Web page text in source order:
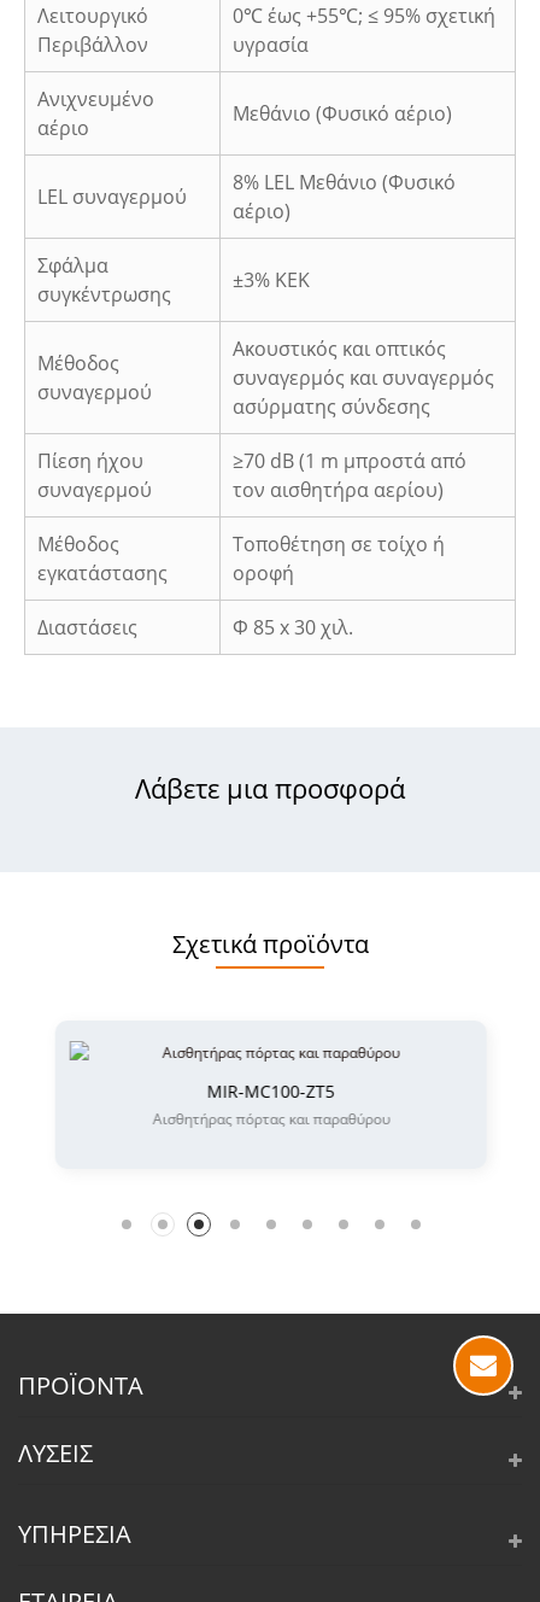
Λειτουργικό
Περιβάλλον
0℃ έως +55℃; ≤ 95% σχετική
υγρασία
Ανιχνευμένο
αέριο
Μεθάνιο (Φυσικό αέριο)
LEL συναγερμού
8% LEL Μεθάνιο (Φυσικό
αέριο)
Σφάλμα
συγκέντρωσης
±3% ΚΕΚ
Μέθοδος
συναγερμού
Ακουστικός και οπτικός
συναγερμός και συναγερμός
ασύρματης σύνδεσης
Πίεση ήχου
συναγερμού
≥70 dB (1 m μπροστά από
τον αισθητήρα αερίου)
Μέθοδος
εγκατάστασης
Τοποθέτηση σε τοίχο ή
οροφή
Διαστάσεις Φ 85 x 30 χιλ.
Λάβετε μια προσφορά
Σχετικά προϊόντα
MIR-MC100-ZT5
Αισθητήρας πόρτας και παραθύρου
ΠΡΟΪΌΝΤΑ
ΛΎΣΕΙΣ
ΥΠΗΡΕΣΊΑ